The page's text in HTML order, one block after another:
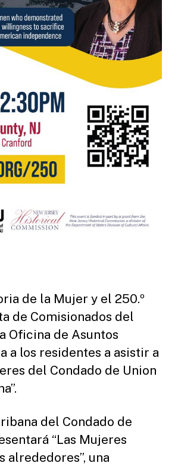
de la Mujer y el 250.º
de Comisionados del
Oficina de Asuntos
a los residentes a asistir a
del Condado de Union
del Condado de
“Las Mujeres
alrededores”, una